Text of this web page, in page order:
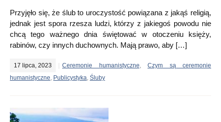
Przyjęło się, że ślub to uroczystość powiązana z jakąś religią,
jednak jest spora rzesza ludzi, którzy z jakiegoś powodu nie
chcą tego ważnego dnia świętować w otoczeniu księży,
rabinów, czy innych duchownych. Mają prawo, aby […]
17 lipca, 2023 Ceremonie humanistyczne, Czym są ceremonie
humanistyczne, Publicystyka, Śluby